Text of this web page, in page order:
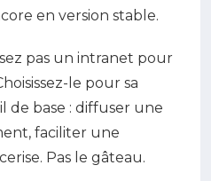
en version stable.
pas un intranet pour
le pour sa
de base : diffuser une
faciliter une
Pas le gâteau.